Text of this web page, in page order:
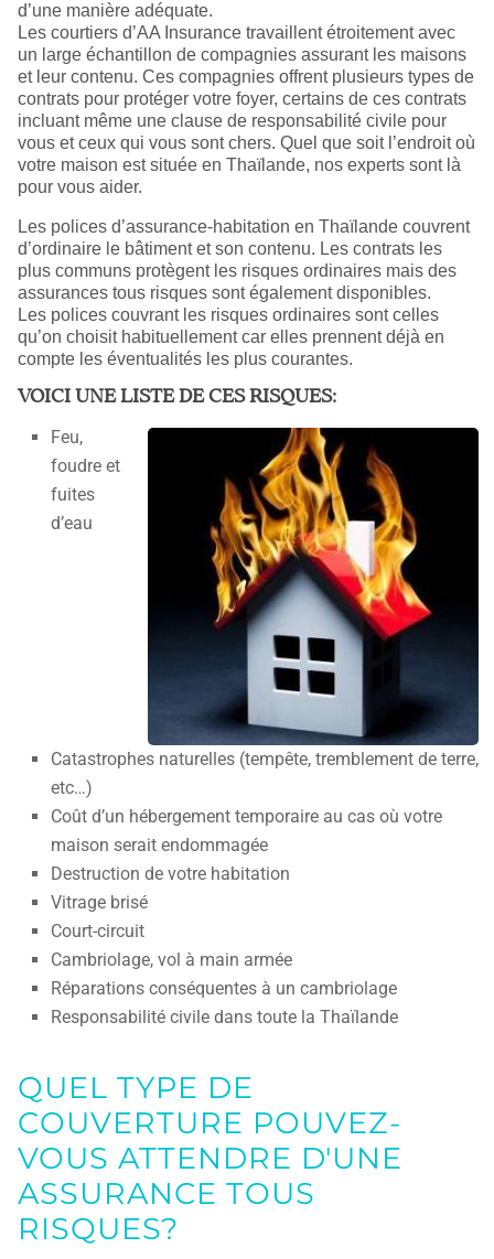
d’une manière adéquate.
Les courtiers d’AA Insurance travaillent étroitement avec
un large échantillon de compagnies assurant les maisons
et leur contenu. Ces compagnies offrent plusieurs types de
contrats pour protéger votre foyer, certains de ces contrats
incluant même une clause de responsabilité civile pour
vous et ceux qui vous sont chers. Quel que soit l’endroit où
votre maison est située en Thaïlande, nos experts sont là
pour vous aider.
Les polices d’assurance-habitation en Thaïlande couvrent
d’ordinaire le bâtiment et son contenu. Les contrats les
plus communs protègent les risques ordinaires mais des
assurances tous risques sont également disponibles.
Les polices couvrant les risques ordinaires sont celles
qu’on choisit habituellement car elles prennent déjà en
compte les éventualités les plus courantes.
VOICI UNE LISTE DE CES RISQUES:
Feu,
foudre et
fuites
d’eau
Catastrophes naturelles (tempête, tremblement de terre,
etc…)
Coût d’un hébergement temporaire au cas où votre
maison serait endommagée
Destruction de votre habitation
Vitrage brisé
Court-circuit
Cambriolage, vol à main armée
Réparations conséquentes à un cambriolage
Responsabilité civile dans toute la Thaïlande
QUEL TYPE DE
COUVERTURE POUVEZ-
VOUS ATTENDRE D'UNE
ASSURANCE TOUS
RISQUES?